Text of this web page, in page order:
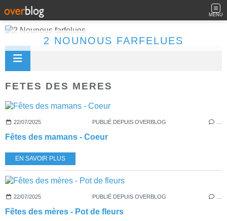
MENU
2 NOUNOUS FARFELUES
FETES DES MERES
22/07/2025 PUBLIÉ DEPUIS OVERBLOG
Fêtes des mamans - Coeur
EN SAVOIR PLUS
22/07/2025 PUBLIÉ DEPUIS OVERBLOG
Fêtes des mères - Pot de fleurs